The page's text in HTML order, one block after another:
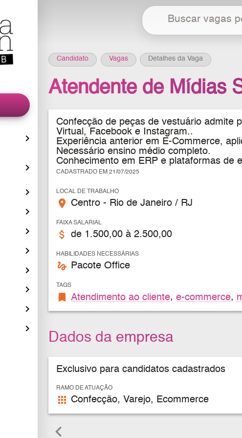
Candidato Vagas Detalhes da Vaga
Atendente de Mídias
Confecção de peças de vestuário admite
Virtual, Facebook e Instagram..
Experiência anterior em E-Commerce,
Necessário ensino médio completo.
Conhecimento em ERP e plataformas de
CADASTRADO EM 21/07/2025
LOCAL DE TRABALHO
place Centro - Rio de Janeiro / RJ
FAIXA SALARIAL
attach_money de 1.500,00 à 2.500,00
HABILIDADES NECESSÁRIAS
gesture Pacote Office
TAGS
bookmark Atendimento ao cliente, e-commerce,
Dados da empresa
Exclusivo para candidatos cadastrados
RAMO DE ATUAÇÃO
apps Confecção, Varejo, Ecommerce
keyboard_arrow_left